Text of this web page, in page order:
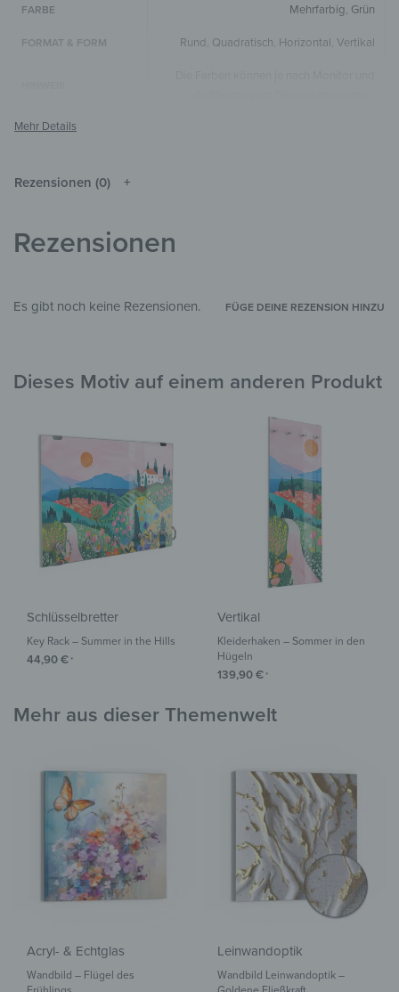
FARBE Mehrfarbig, Grün
FORMAT & FORM Rund, Quadratisch, Horizontal, Vertikal
MATERIALIEN
Rezensionen (0)
Rezensionen
Es gibt noch keine Rezensionen. FÜGE DEINE REZENSION HINZU
Dieses Motiv auf einem anderen Produkt
Schlüsselbretter
Key Rack – Summer in the Hills
44,90€ *
Vertikal
Kleiderhaken – Sommer in den
Hügeln
139,90€ *
Mehr aus dieser Themenwelt
Acryl- & Echtglas
Wandbild – Flügel des
Leinwandoptik
Wandbild Leinwandoptik –